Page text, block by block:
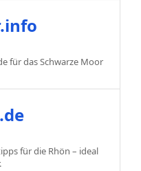
für das Schwarze Moor
für die Rhön – ideal